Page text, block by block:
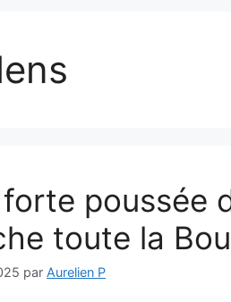
poussée
toute la
par Aurelien P